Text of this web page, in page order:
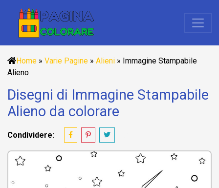
Home » Varie Pagine » Alieni » Immagine Stampabile
Alieno
Disegni di Immagine Stampabile
Alieno da colorare
Condividere: